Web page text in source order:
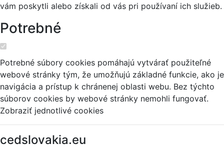
vám poskytli alebo získali od vás pri používaní ich služieb.
Potrebné
Potrebné súbory cookies pomáhajú vytvárať použiteľné
webové stránky tým, že umožňujú základné funkcie, ako je
navigácia a prístup k chránenej oblasti webu. Bez týchto
súborov cookies by webové stránky nemohli fungovať.
Zobraziť jednotlivé cookies
cedslovakia.eu